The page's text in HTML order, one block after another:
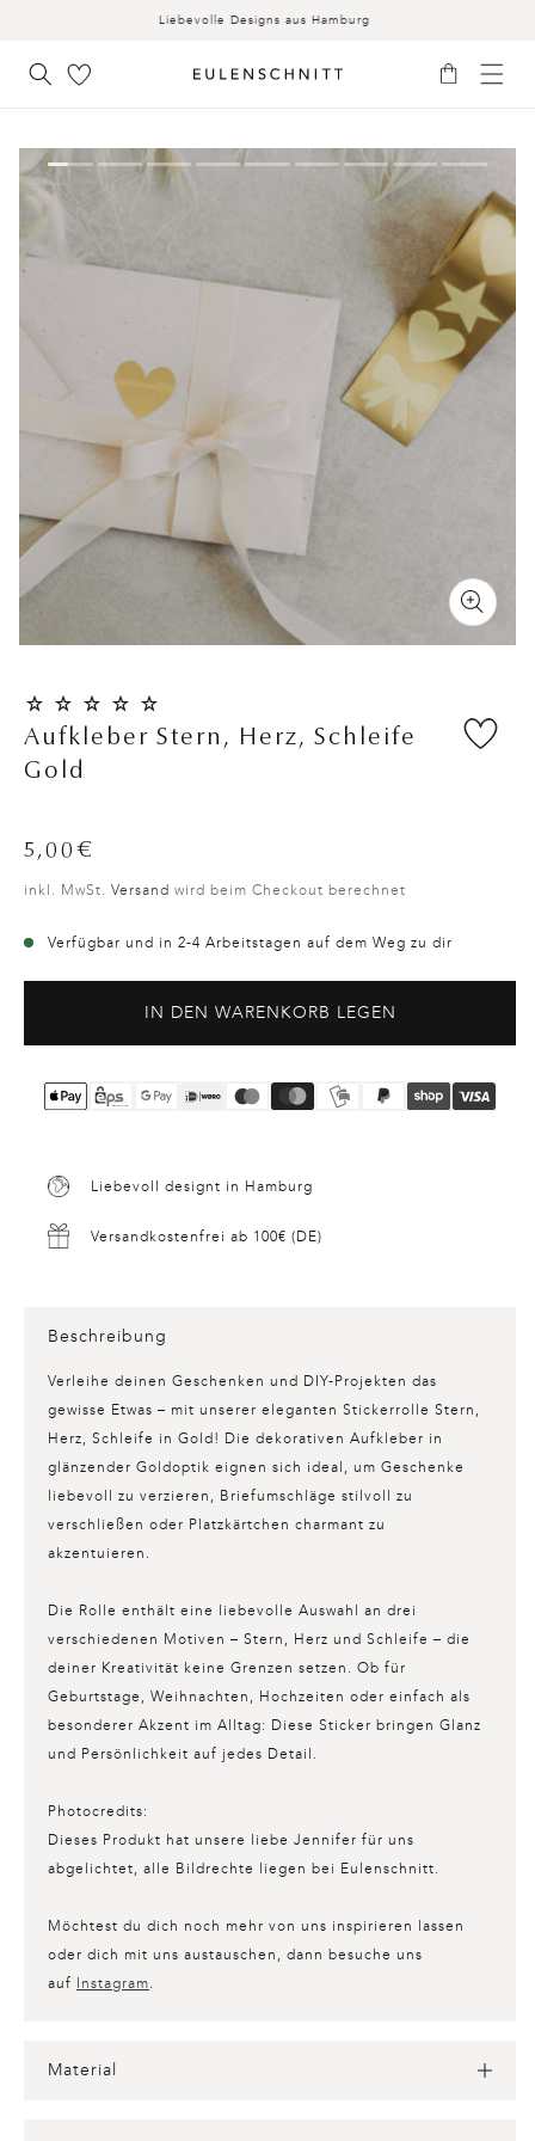
Liebevolle Designs aus Hamburg
Aufkleber Stern, Herz, Schleife
Gold
Normaler
5,00€
inkl. MwSt. Versand wird beim Checkout berechnet
Verfügbar und in 2-4 Arbeitstagen auf dem Weg zu dir
IN DEN WARENKORB LEGEN
Liebevoll designt in Hamburg
Versandkostenfrei ab 100€ (DE)
Beschreibung
Verleihe deinen Geschenken und DIY-Projekten das
gewisse Etwas – mit unserer eleganten Stickerrolle Stern,
Herz, Schleife in Gold! Die dekorativen Aufkleber in
glänzender Goldoptik eignen sich ideal, um Geschenke
liebevoll zu verzieren, Briefumschläge stilvoll zu
verschließen oder Platzkärtchen charmant zu
akzentuieren.
Die Rolle enthält eine liebevolle Auswahl an drei
verschiedenen Motiven – Stern, Herz und Schleife – die
deiner Kreativität keine Grenzen setzen. Ob für
Geburtstage, Weihnachten, Hochzeiten oder einfach als
besonderer Akzent im Alltag: Diese Sticker bringen Glanz
und Persönlichkeit auf jedes Detail.
Photocredits:
Dieses Produkt hat unsere liebe Jennifer für uns
abgelichtet, alle Bildrechte liegen bei Eulenschnitt.
Möchtest du dich noch mehr von uns inspirieren lassen
oder dich mit uns austauschen, dann besuche uns
auf Instagram
Material